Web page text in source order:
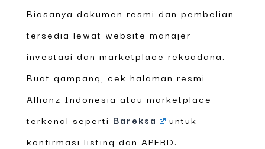
Biasanya dokumen resmi dan pembelian
tersedia lewat website manajer
investasi dan marketplace reksadana.
Buat gampang, cek halaman resmi
Allianz Indonesia atau marketplace
terkenal seperti Bareksa
untuk
konfirmasi listing dan APERD.